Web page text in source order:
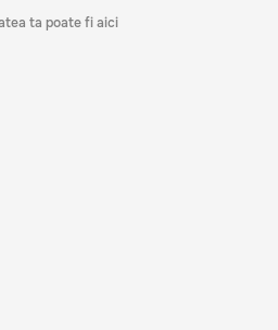
ta poate fi aici